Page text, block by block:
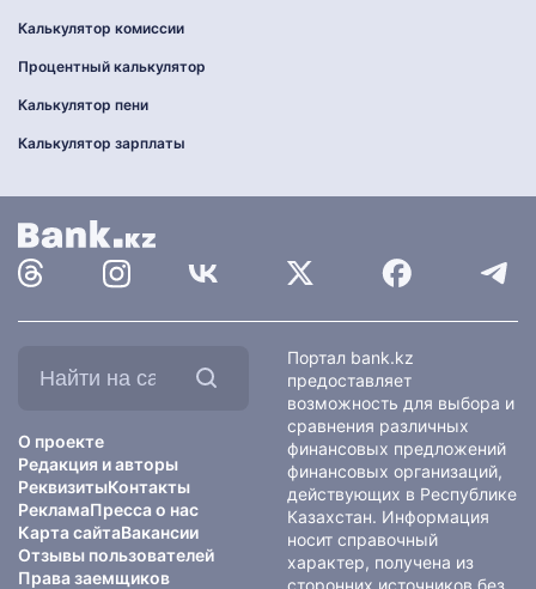
Калькулятор комиссии
Процентный калькулятор
Калькулятор пени
Калькулятор зарплаты
О проекте
Редакция и авторы
РеквизитыКонтакты
РекламаПресса о нас
Карта сайтаВакансии
Отзывы пользователей
Права заемщиков
Портал bank.kz
предоставляет
возможность для выбора и
сравнения различных
финансовых предложений
финансовых организаций,
действующих в Республике
Казахстан. Информация
носит справочный
характер, получена из